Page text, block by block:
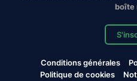
boîte
Conditions générales
Politique de cookies